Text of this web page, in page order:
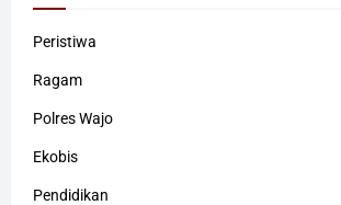
Peristiwa
Ragam
Polres Wajo
Ekobis
Pendidikan